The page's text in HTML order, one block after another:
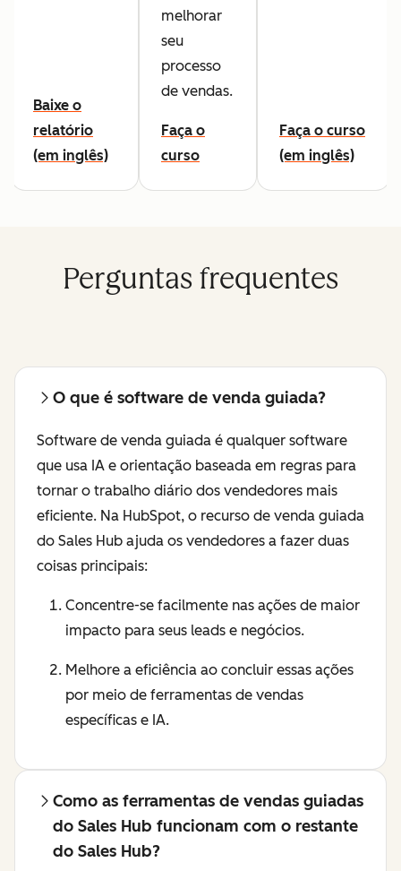
Baixe o
relatório
(em inglês)
melhorar
seu
processo
de vendas.
Faça o
curso
Faça o curso
(em inglês)
Perguntas frequentes
O que é software de venda guiada?
Software de venda guiada é qualquer software
que usa IA e orientação baseada em regras para
tornar o trabalho diário dos vendedores mais
eficiente. Na HubSpot, o recurso de venda guiada
do Sales Hub ajuda os vendedores a fazer duas
coisas principais:
Concentre-se facilmente nas ações de maior
impacto para seus leads e negócios.
Melhore a eficiência ao concluir essas ações
por meio de ferramentas de vendas
específicas e IA.
Como as ferramentas de vendas guiadas
do Sales Hub funcionam com o restante
do Sales Hub?